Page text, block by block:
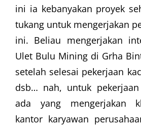
ini ia kebanyakan proyek
tukang untuk mengerjakan
ini. Beliau mengerjakan
Ulet Bulu Mining di Grha
setelah selesai pekerjaan
dsb… nah, untuk
ada yang mengerjakan
kantor karyawan